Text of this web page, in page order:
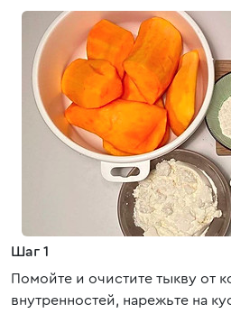
Шаг 1
Помойте и очистите тыкву от
внутренностей, нарежьте на